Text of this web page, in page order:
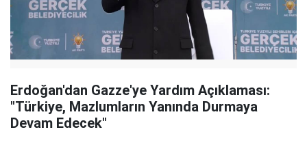
Erdoğan'dan Gazze'ye Yardım Açıklaması:
"Türkiye, Mazlumların Yanında Durmaya
Devam Edecek"